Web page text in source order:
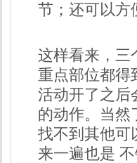
节；还可以方
这样看来，三
重点部位都得
活动开了之后
的动作。当然
找不到其他可
来一遍也是 不